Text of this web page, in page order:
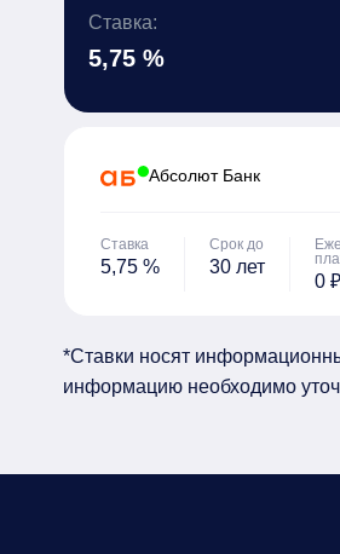
Ставка:
5,75 %
Абсолют Банк
Ставка
5,75 %
Срок до
30 лет
0 ₽
*Ставки носят
информацию необходимо